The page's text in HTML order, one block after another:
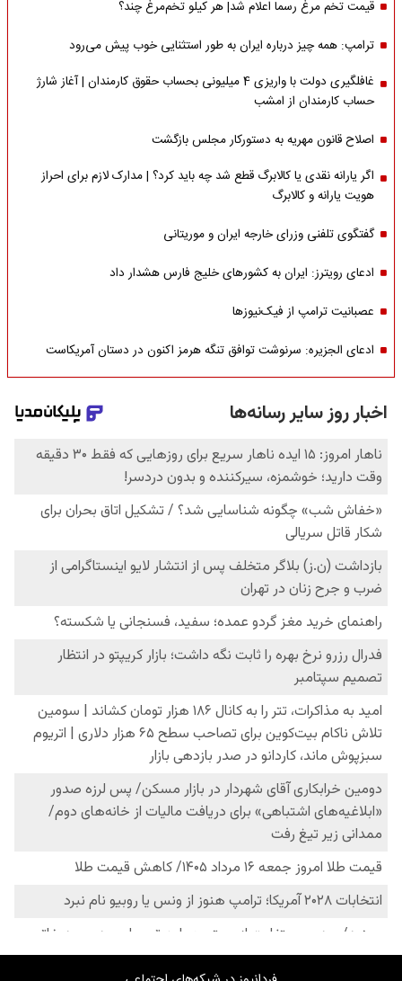
قیمت تخم مرغ رسما اعلام شد| هر کیلو تخم‌مرغ چند؟
ترامپ: همه چیز درباره ایران به طور استثنایی خوب پیش می‌رود
غافلگیری دولت با واریزی 4 میلیونی بحساب حقوق کارمندان | آغاز شارژ
حساب کارمندان از امشب
اصلاح قانون مهریه به دستورکار مجلس بازگشت
اگر یارانه نقدی یا کالابرگ قطع شد چه باید کرد؟ | مدارک لازم برای احراز
هویت یارانه و کالابرگ
گفتگوی تلفنی وزرای خارجه ایران و موریتانی
ادعای رویترز: ایران به کشورهای خلیج فارس هشدار داد
عصبانیت ترامپ از فیک‌نیوزها
ادعای الجزیره: سرنوشت توافق تنگه هرمز اکنون در دستان آمریکاست